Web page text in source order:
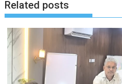
v
i
g
a
Related posts